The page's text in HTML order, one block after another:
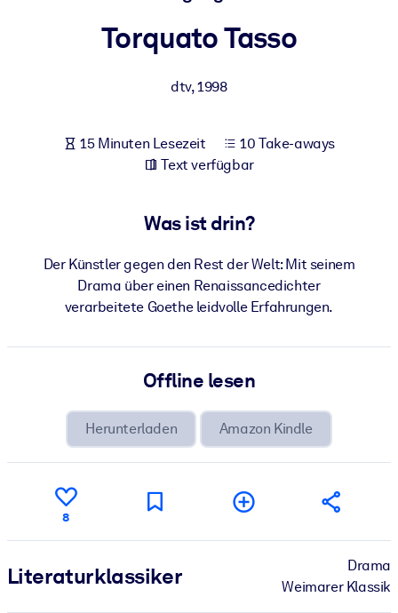
Bauen Sie eine gesunde und resiliente Belegschaft auf.
Integrieren Sie kompaktes, verifiziertes Wissen in Ihr LMS/LXP für
bessere Lernergebnisse.
Bereichern Sie Ihre Unternehmensbibliothek mit
Für KI-Systeme
Nutzen Sie verlässliches, strukturiertes Wissen, um die Ergebnisse
Torquato Tasso
dtv,1998
15 Minuten Lesezeit
10 Take-aways
Text verfügbar
Was ist drin?
Der Künstler gegen den Rest der Welt: Mit seinem
Drama über einen Renaissancedichter
verarbeitete Goethe leidvolle Erfahrungen.
Offline lesen
Herunterladen Amazon Kindle
8
Literatur­klassiker
Drama
Weimarer Klassik